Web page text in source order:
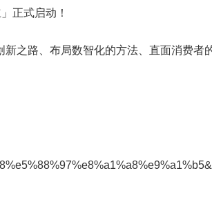
之路、布局数智化的方法、直面消费者